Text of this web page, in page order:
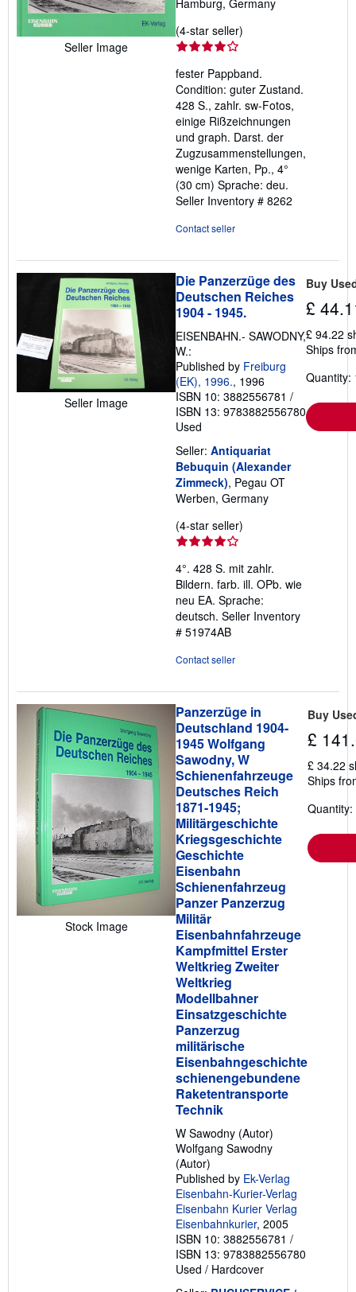
Seller Image
(4-star seller)
out
of
5
stars
fester Pappband.
Condition: guter Zustand.
428 S., zahlr. sw-Fotos,
einige Rißzeichnungen
und graph. Darst. der
Zugzusammenstellungen,
wenige Karten, Pp., 4°
(30 cm) Sprache: deu.
Seller Inventory # 8262
Contact seller
Seller Image
Die Panzerzüge des
Deutschen Reiches
1904 - 1945.
EISENBAHN.- SAWODNY,
W.:
Published by Freiburg
(EK), 1996., 1996
ISBN 10: 3882556781 /
ISBN 13: 9783882556780
Used
Seller: Antiquariat
Bebuquin (Alexander
Zimmeck), Pegau OT
Werben, Germany
(4-star seller)
out
of
5
stars
4°. 428 S. mit zahlr.
Bildern. farb. ill. OPb. wie
neu EA. Sprache:
deutsch. Seller Inventory
# 51974AB
Contact seller
Buy
£
£ 94.22
Ships
Quantity:
Stock Image
Panzerzüge in
Deutschland 1904-
1945 Wolfgang
Sawodny, W
Schienenfahrzeuge
Deutsches Reich
1871-1945;
Militärgeschichte
Kriegsgeschichte
Geschichte
Eisenbahn
Schienenfahrzeug
Panzer Panzerzug
Militär
Eisenbahnfahrzeuge
Kampfmittel Erster
Weltkrieg Zweiter
Weltkrieg
Modellbahner
Einsatzgeschichte
Panzerzug
militärische
Eisenbahngeschichte
schienengebundene
Raketentransporte
Technik
W Sawodny (Autor)
Wolfgang Sawodny
(Autor)
Published by Ek-Verlag
Eisenbahn-Kurier-Verlag
Eisenbahn Kurier Verlag
Eisenbahnkurier, 2005
ISBN 10: 3882556781 /
ISBN 13: 9783882556780
Used / Hardcover
Buy
£
£ 34.22
Ships